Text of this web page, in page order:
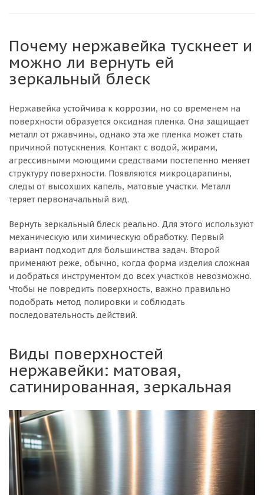
Почему нержавейка тускнеет и
можно ли вернуть ей
зеркальный блеск
Нержавейка устойчива к коррозии, но со временем на
поверхности образуется оксидная пленка. Она защищает
металл от ржавчины, однако эта же пленка может стать
причиной потускнения. Контакт с водой, жирами,
агрессивными моющими средствами постепенно меняет
структуру поверхности. Появляются микроцарапины,
следы от высохших капель, матовые участки. Металл
теряет первоначальный вид.
Вернуть зеркальный блеск реально. Для этого используют
механическую или химическую обработку. Первый
вариант подходит для большинства задач. Второй
применяют реже, обычно, когда форма изделия сложная
и добраться инструментом до всех участков невозможно.
Чтобы не повредить поверхность, важно правильно
подобрать метод полировки и соблюдать
последовательность действий.
Виды поверхностей
нержавейки: матовая,
сатинированная, зеркальная